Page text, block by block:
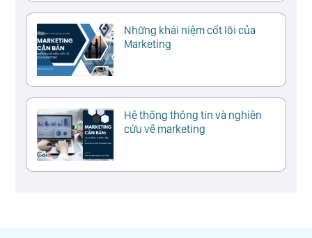
Những khái niệm cốt lõi của
Marketing
Hệ thống thông tin và nghiên
cứu về marketing